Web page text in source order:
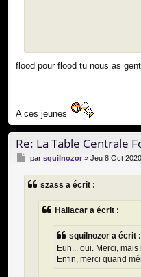
flood pour flood tu nous as
A ces jeunes
Re: La Table Centrale
M
s
s
par squilnozor » Jeu 8 Oct
szass a écrit :
Hallacar a écrit :
squilnozor a écrit :
Euh... oui. Merci,
Enfin, merci quand